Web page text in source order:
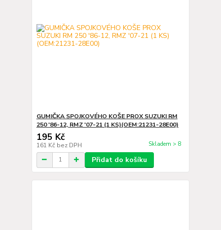
GUMIČKA SPOJKOVÉHO KOŠE PROX SUZUKI RM
250 '86-12, RMZ '07-21 (1 KS)(OEM:21231-28E00)
195 Kč
161 Kč bez DPH Skladem > 8
Přidat do košíku